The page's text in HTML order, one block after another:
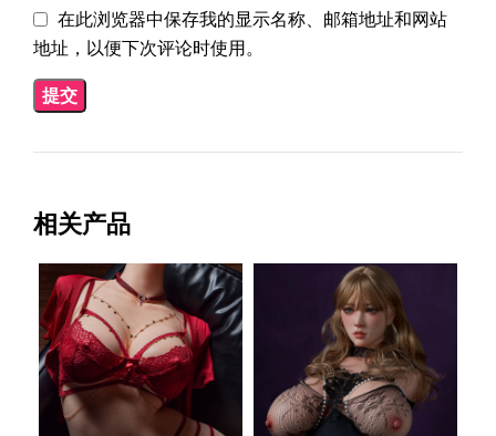
在此浏览器中保存我的显示名称、邮箱地址和网站
地址，以便下次评论时使用。
相关产品